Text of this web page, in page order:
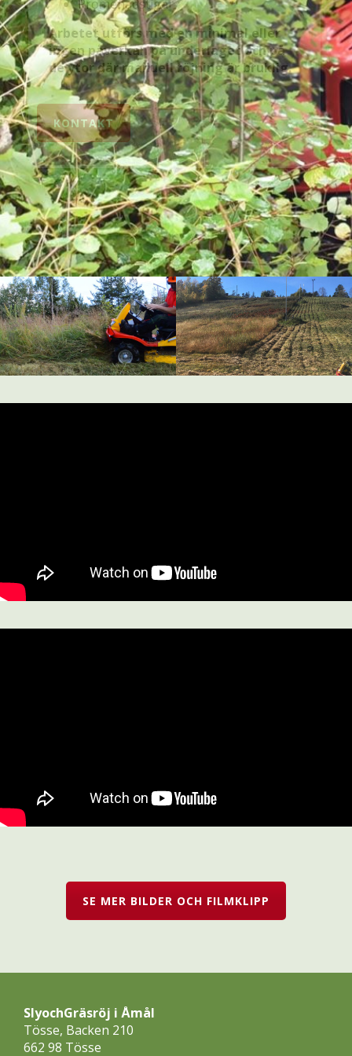
Promenadstigar
Arbetet utförs med en minimal eller
ingen påverkan på underlaget och på
de ytor där manuell röjning är bruklig.
KONTAKT
SE MER BILDER OCH FILMKLIPP
SlyochGräsröj i Åmål
Tösse, Backen 210
662 98 Tösse